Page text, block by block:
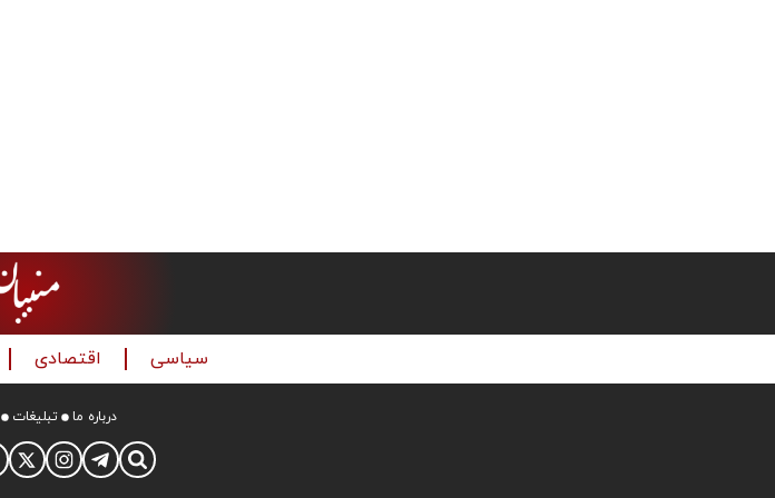
سیاسی اقتصادی
درباره ما تبلیغات